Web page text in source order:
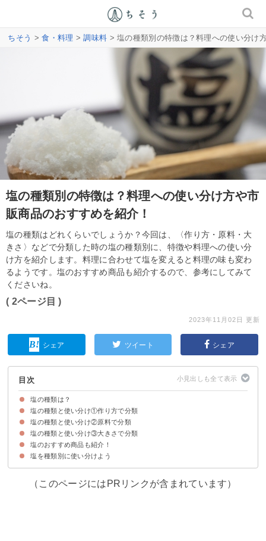
ちそう >食・料理 >調味料 > 塩の種類別の特徴は？料理への使い分け
塩の種類別の特徴は？料理への使い分け方や市
販商品のおすすめを紹介！
塩の種類はどれくらいでしょうか？今回は、〈作り方・原料・大
きさ〉などで分類した時の塩の種類別に、特徴や料理への使い分
け方を紹介します。料理に合わせて塩を変えると料理の味も変わ
るようです。塩のおすすめ商品も紹介するので、参考にしてみて
くださいね。
( 2ページ目 )
2023年11月02日 更新
シェア ツイート シェア
目次
塩の種類は？
①作り方で分ける場合
②原料で分ける場合
塩の種類と使い分け①作り方で分類
①精製塩
②再製加工塩
③天然塩
塩の種類と使い分け②原料で分類
①海水塩
②岩塩
③湖塩
塩の種類と使い分け③大きさで分類
①大粒の塩
②粗塩
③パウダー塩
塩のおすすめ商品も紹介！
①のと珠洲塩 藻塩
②シェフズチョイス BRC認証 ヒマラヤ岩塩
③ぬちまーす 250g
④沖縄の海水塩 青い海 あらじお
⑤ウユニ塩
塩を種類別に使い分けよう
（このページにはPRリンクが含まれています）